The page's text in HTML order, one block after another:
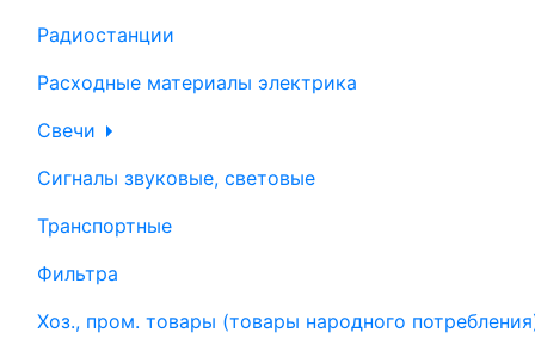
Радиостанции
Расходные материалы электрика
Свечи
Сигналы звуковые, световые
Транспортные
Фильтра
Хоз., пром. товары (товары народного